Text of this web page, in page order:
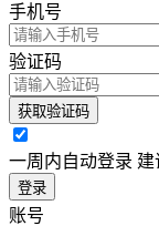
手机号
验证码
获取验证码
一周内自动登录
登录
账号